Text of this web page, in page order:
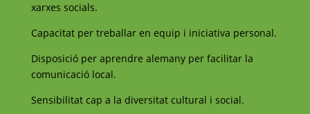
xarxes socials.
Capacitat per treballar en equip i iniciativa personal.
Disposició per aprendre alemany per facilitar la
comunicació local.
Sensibilitat cap a la diversitat cultural i social.